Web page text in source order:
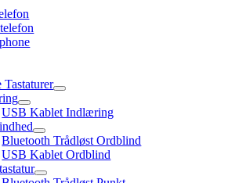
Tastaturer
USB Kablet Indlæring
Bluetooth Trådløst Ordblind
USB Kablet Ordblind